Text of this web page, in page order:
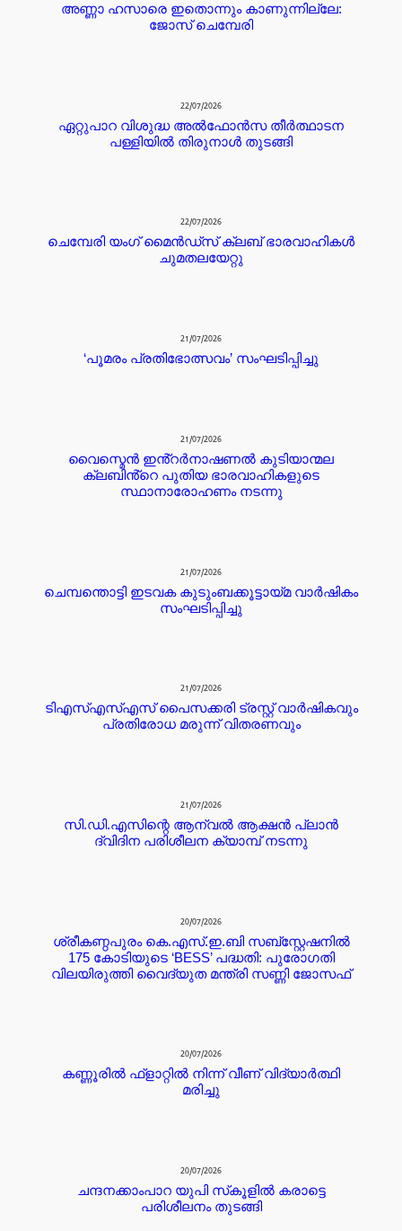
അണ്ണാ ഹസാരെ ഇതൊന്നും കാണുന്നില്ലേ:
ജോസ് ചെമ്പേരി
22/07/2026
ഏറ്റുപാറ വിശുദ്ധ അൽഫോൻസ തീർത്ഥാടന
പള്ളിയിൽ തിരുനാൾ തുടങ്ങി
22/07/2026
ചെമ്പേരി യംഗ് മൈൻഡ്സ് ക്ലബ് ഭാരവാഹികൾ
ചുമതലയേറ്റു
21/07/2026
‘പൂമരം പ്രതിഭോത്സവം’ സംഘടിപ്പിച്ചു
21/07/2026
വൈസ്മെൻ ഇൻ്റർനാഷണൽ കുടിയാന്മല
ക്ലബിൻ്റെ പുതിയ ഭാരവാഹികളുടെ
സ്ഥാനാരോഹണം നടന്നു
21/07/2026
ചെമ്പന്തൊട്ടി ഇടവക കുടുംബക്കൂട്ടായ്മ വാർഷികം
സംഘടിപ്പിച്ചു
21/07/2026
ടിഎസ്എസ്എസ് പൈസക്കരി ട്രസ്റ്റ് വാർഷികവും
പ്രതിരോധ മരുന്ന് വിതരണവും
21/07/2026
സി.ഡി.എസിന്റെ ആന്വൽ ആക്ഷൻ പ്ലാൻ
ദ്വിദിന പരിശീലന ക്യാമ്പ് നടന്നു
20/07/2026
ശ്രീകണ്ഠപുരം കെ.എസ്.ഇ.ബി സബ്‌സ്റ്റേഷനിൽ
175 കോടിയുടെ ‘BESS’ പദ്ധതി: പുരോഗതി
വിലയിരുത്തി വൈദ്യുത മന്ത്രി സണ്ണി ജോസഫ്
20/07/2026
കണ്ണൂരില്‍ ഫ്ളാറ്റില്‍ നിന്ന് വീണ് വിദ്യാര്‍ത്ഥി
മരിച്ചു
20/07/2026
ചന്ദനക്കാംപാറ യുപി സ്‌കൂളിൽ കരാട്ടെ
പരിശീലനം തുടങ്ങി